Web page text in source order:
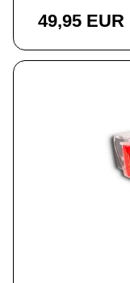
49,95 EUR